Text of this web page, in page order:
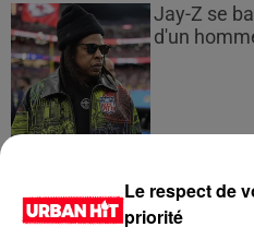
Jay-Z se
d'un
Cassie
masculine
Le respect de
priorité